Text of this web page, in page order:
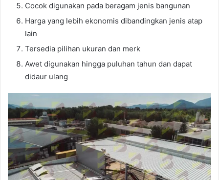
Cocok digunakan pada beragam jenis bangunan
Harga yang lebih ekonomis dibandingkan jenis atap
lain
Tersedia pilihan ukuran dan merk
Awet digunakan hingga puluhan tahun dan dapat
didaur ulang